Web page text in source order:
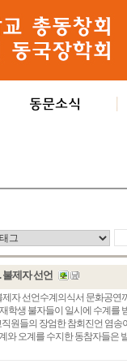
불제자 선언
제자 선언수계의식서 문화공연
재학생 불자들이 일시에 수계를
직원들의 장엄한 참회진언 염
와 오계를 수지한 동참자들은